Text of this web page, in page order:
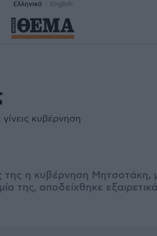
Ελληνικά English
κυβέρνηση
της η κυβέρνηση Μητσοτάκη,
της, αποδείχθηκε